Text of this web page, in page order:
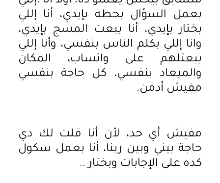
بعمل السؤال بحطه بإيدي، أنا إللي
بختار بإيدي، أنا ببعت المسج بإيدي،
وانا إللي بكلم الناس بنفسي، وأنا إللي
ببعتلهم على واتساب، المكان
والميعاد بنفسي، كل حاجة بنفسي
مفيش أدمن.
مفيش أي حد، لأن أنا قلت لك دي
حاجة بيني وبين ربنا، أنا بعمل سكول
كده على الإجابات وبختار ..